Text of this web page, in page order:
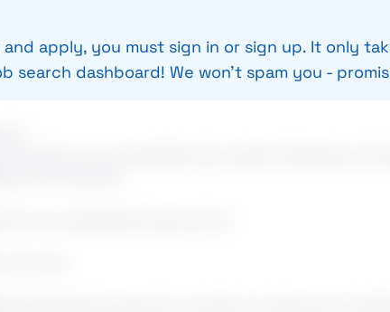
apply, you must sign in or sign up. It only
search dashboard! We won't spam you -